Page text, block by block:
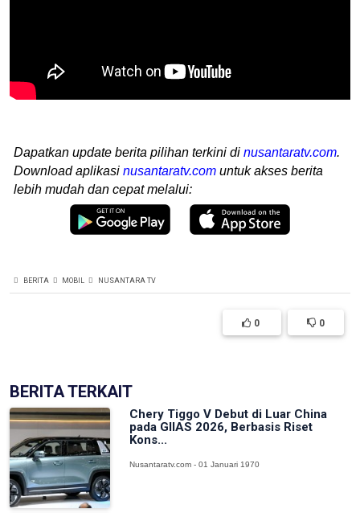
Dapatkan update berita pilihan terkini di nusantaratv.com.
Download aplikasi nusantaratv.com untuk akses berita
lebih mudah dan cepat melalui:
BERITA MOBIL NUSANTARA TV
0 0
BERITA TERKAIT
Chery Tiggo V Debut di Luar China
pada GIIAS 2026, Berbasis Riset
Kons...
Nusantaratv.com - 01 Januari 1970